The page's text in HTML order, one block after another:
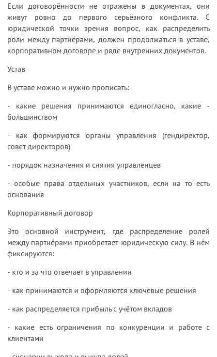
Если договорённости не отражены в документах, они
живут ровно до первого серьёзного конфликта. С
юридической точки зрения вопрос, как распределить
роли между партнёрами, должен продолжаться в уставе,
корпоративном договоре и ряде внутренних документов.
Устав
В уставе можно и нужно прописать:
- какие решения принимаются единогласно, какие -
большинством
- как формируются органы управления (гендиректор,
совет директоров)
- порядок назначения и снятия управленцев
- особые права отдельных участников, если на то есть
основания
Корпоративный договор
Это основной инструмент, где распределение ролей
между партнёрами приобретает юридическую силу. В нём
фиксируются:
- кто и за что отвечает в управлении
- как принимаются и оформляются ключевые решения
- как распределяется прибыль с учётом вкладов
- какие есть ограничения по конкуренции и работе с
клиентами